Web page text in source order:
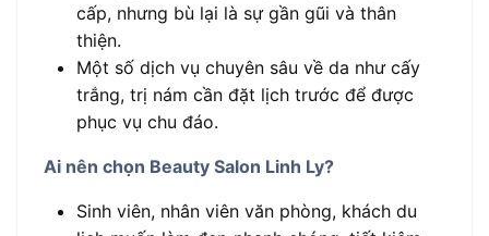
cấp, nhưng bù lại là sự gần gũi và thân
thiện.
Một số dịch vụ chuyên sâu về da như cấy
trắng, trị nám cần đặt lịch trước để được
phục vụ chu đáo.
Ai nên chọn Beauty Salon Linh Ly?
Sinh viên, nhân viên văn phòng, khách du